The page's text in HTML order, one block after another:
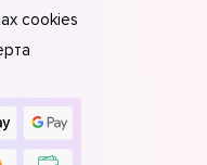
cookies